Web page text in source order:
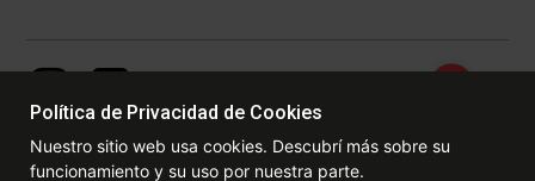
Política de Privacidad de Cookies
Nuestro sitio web usa cookies. Descubrí más sobre su
funcionamiento y su uso por nuestra parte.